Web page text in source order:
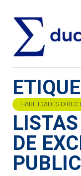
HABILIDADES
DE